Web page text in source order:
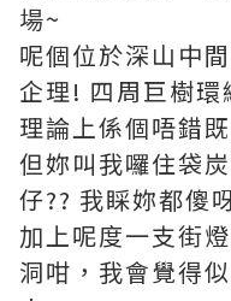
場~
呢個位於深山中
企理! 四周巨樹環
理論上係個唔錯
但妳叫我囉住袋
仔?? 我睬妳都傻
加上呢度一支街
洞咁，我會覺得